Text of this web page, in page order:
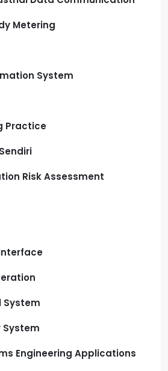
Metering
System
Practice
Risk Assessment
System
System
Engineering Applications